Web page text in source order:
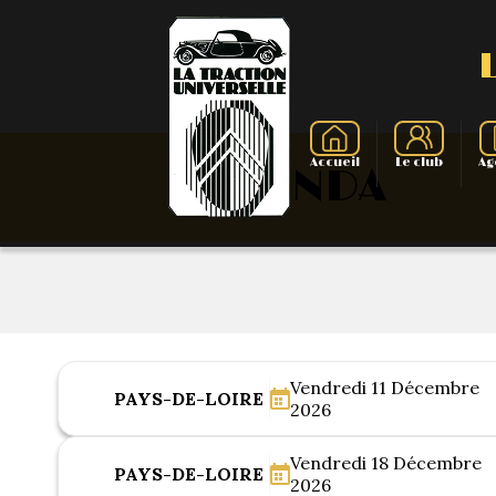
Accueil Le club
L'AGENDA
PAYS-DE-LOIRE
Vendredi 11 Décembre
2026
PAYS-DE-LOIRE
Vendredi 18 Décembre
2026